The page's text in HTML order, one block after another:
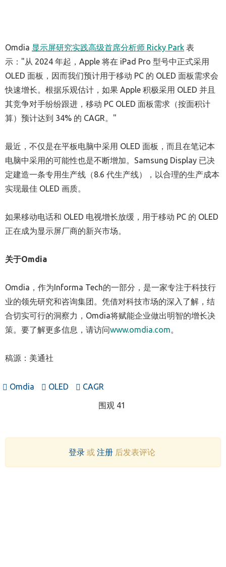
Omdia 显示屏研究实践高级首席分析师 Ricky Park 表
示："从 2024 年起，Apple 将在 iPad Pro 型号中正式采用
OLED 面板，因而我们预计用于移动 PC 的 OLED 面板需求会
快速增长。根据乐观估计，如果 Apple 积极采用 OLED 并且
其竞争对手纷纷跟进，移动 PC OLED 面板需求（按面积计
算）预计达到 34% 的 CAGR。"
最近，不仅是在平板电脑中采用 OLED 面板，而且在笔记本
电脑中采用的可能性也是不断增加。Samsung Display 已决
定建造一条专用生产线（8.6 代生产线），以合理的生产成本
实现最佳 OLED 画质。
如果移动电话和 OLED 电视增长放缓，用于移动 PC 的 OLED
正在成为显示屏厂商的新兴市场。
关于Omdia
Omdia，作为Informa Tech的一部分，是一家专注于科技行
业的领先研究和咨询集团。凭借对科技市场的深入了解，结
合切实可行的洞察力，Omdia将赋能企业做出明智的增长决
策。要了解更多信息，请访问www.omdia.com。
稿源：美通社
Omdia OLED CAGR
围观 41
登录或 注册后发表评论